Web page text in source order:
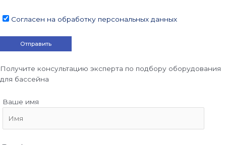
Согласен на обработку персональных данных
Получите консультацию эксперта по подбору оборудования
для бассейна
Ваше имя